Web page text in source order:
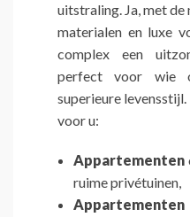
uitstraling. Ja, met
materialen en luxe
complex een
perfect voor wie
superieure
voor u:
Appartementen
ruime privétuinen,
Appartementen